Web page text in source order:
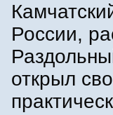
России,
открыл